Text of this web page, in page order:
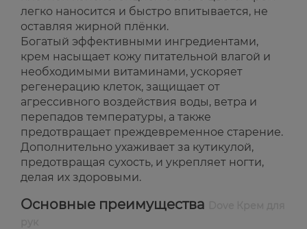
легко наносится и быстро впитывается, не
оставляя жирной плёнки.
Богатый эффективными ингредиентами,
крем насыщает кожу питательной влагой и
необходимыми витаминами, ускоряет
регенерацию клеток, защищает от
агрессивного воздействия воды, ветра и
перепадов температуры, а также
предотвращает преждевременное старение.
Дополнительно ухаживает за кутикулой,
предотвращая сухость, и укрепляет ногти,
делая их здоровыми.
Основные преимущества